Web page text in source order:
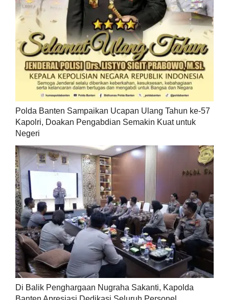
Polda Banten Sampaikan Ucapan Ulang Tahun ke-57
Kapolri, Doakan Pengabdian Semakin Kuat untuk
Negeri
Di Balik Penghargaan Nugraha Sakanti, Kapolda